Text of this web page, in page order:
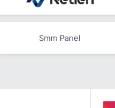
Smm Panel